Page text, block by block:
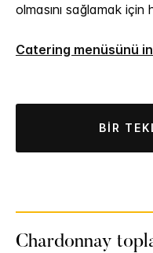
olmasını sağlamak için
Catering menüsünü
BIR
Chardonnay